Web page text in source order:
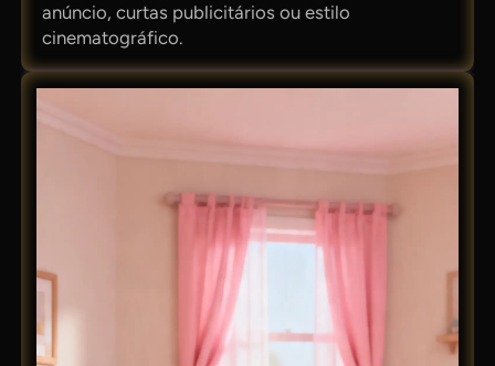
anúncio, curtas publicitários ou estilo
cinematográfico.